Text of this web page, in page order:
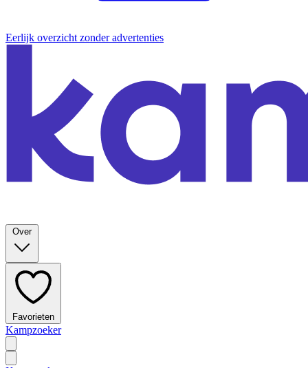
Eerlijk overzicht zonder advertenties
Over
Favorieten
Kampzoeker